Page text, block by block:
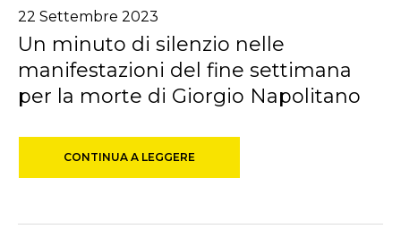
22 Settembre 2023
Un minuto di silenzio nelle
manifestazioni del fine settimana
per la morte di Giorgio Napolitano
CONTINUA A LEGGERE